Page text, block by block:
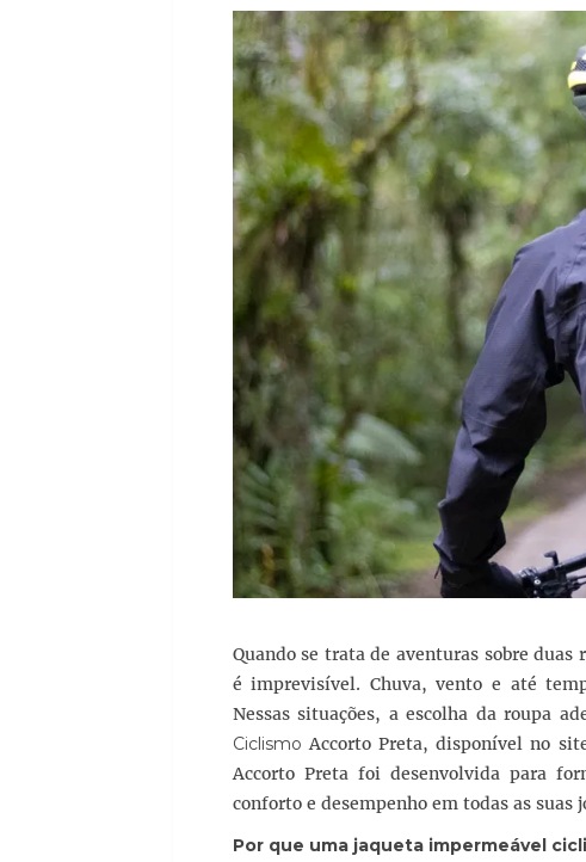
Quando se trata de aventuras sobre
é imprevisível. Chuva, vento e até
Nessas situações, a escolha da roupa
Ciclismo Accorto Preta, disponível no
Accorto Preta foi desenvolvida para
conforto e desempenho em todas as suas
Por que uma jaqueta impermeável